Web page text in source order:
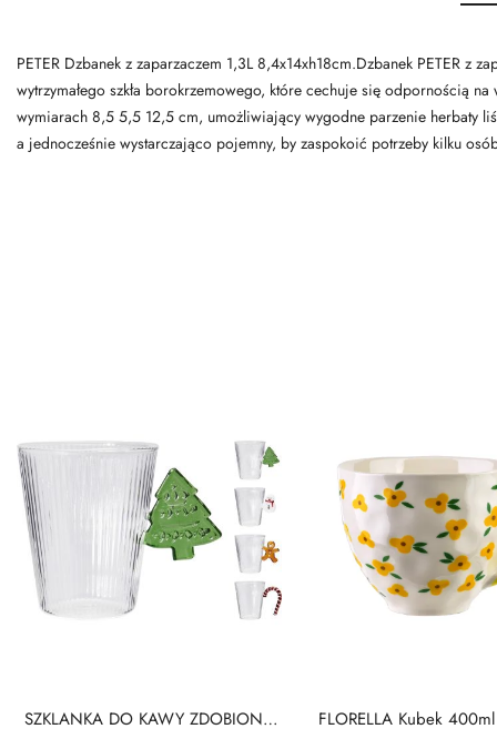
PETER Dzbanek z zaparzaczem 1,3L 8,4x14xh18cm.Dzbanek PETER
wytrzymałego szkła borokrzemowego, które cechuje się odpornością
wymiarach 8,5 5,5 12,5 cm, umożliwiający wygodne parzenie herbaty
a jednocześnie wystarczająco pojemny, by zaspokoić potrzeby kilku
SZKLANKA DO KAWY ZDOBIONA
FLORELLA Kubek